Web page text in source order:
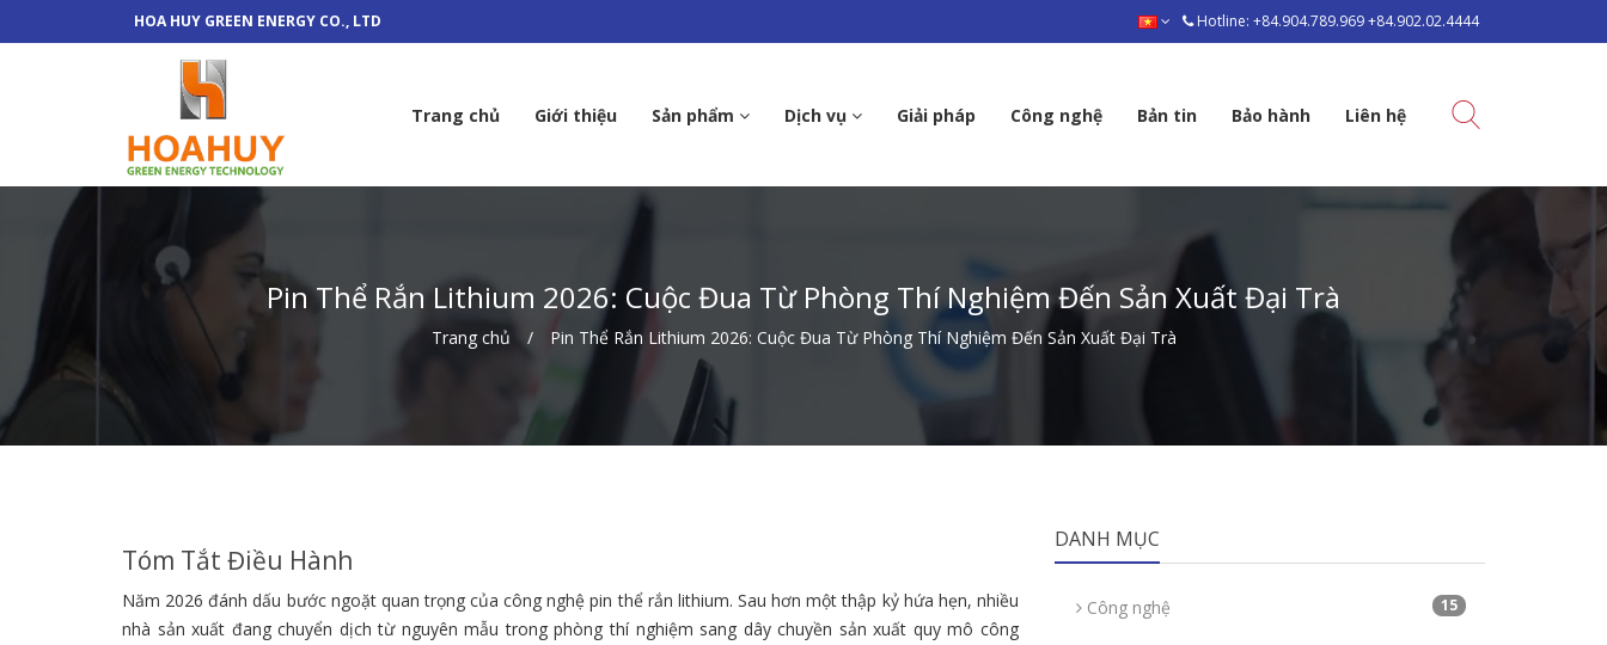
HOA HUY GREEN ENERGY CO., LTD Hotline: +84.904.789.969 +84.902.02.4444
Trang chủ Giới thiệu Sản phẩm Dịch vụ Giải pháp Công nghệ Bản tin Bảo hành Liên hệ
Pin Thể Rắn Lithium 2026: Cuộc Đua Từ Phòng Thí Nghiệm Đến Sản Xuất Đại Trà
Trang chủ Pin Thể Rắn Lithium 2026: Cuộc Đua Từ Phòng Thí Nghiệm Đến Sản Xuất Đại Trà
Tóm Tắt Điều Hành
Năm 2026 đánh dấu bước ngoặt quan trọng của công nghệ pin thể rắn lithium. Sau hơn một thập kỷ hứa hẹn, nhiều
nhà sản xuất đang chuyển dịch từ nguyên mẫu trong phòng thí nghiệm sang dây chuyền sản xuất quy mô công
DANH MỤC
Công nghệ 15